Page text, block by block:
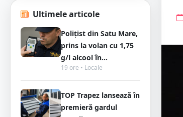
Ultimele articole
Polițist din Satu Mare,
prins la volan cu 1,75
g/l alcool în...
19 ore • Locale
TOP Trapez lansează în
premieră gardul